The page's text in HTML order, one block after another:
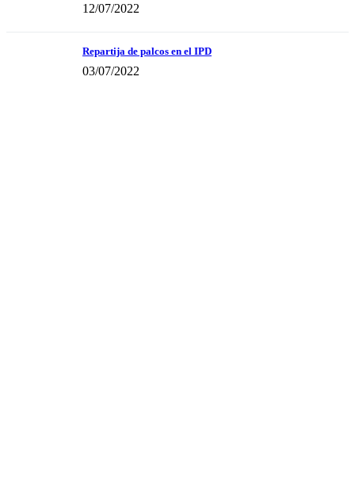
12/07/2022
Repartija de palcos en el IPD
03/07/2022